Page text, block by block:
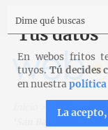
Recetas
Tus datos
En webos fritos
tuyos. Tú decides
en nuestrapolítica
La